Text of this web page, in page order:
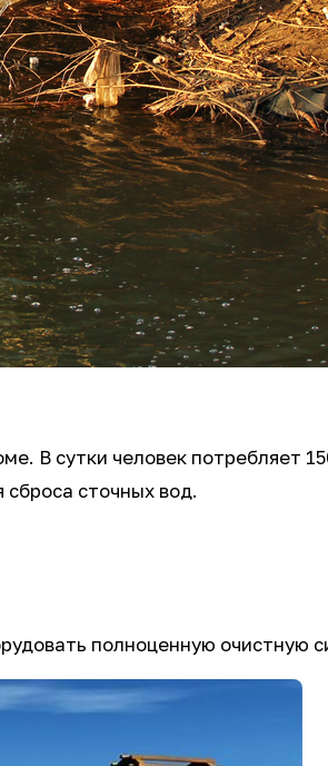
В сутки человек потребляет
сточных вод.
полноценную очистную